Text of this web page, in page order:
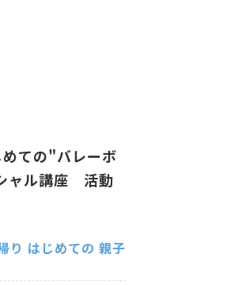
ての"バレーボ
ャル講座 活動
り はじめての 親子